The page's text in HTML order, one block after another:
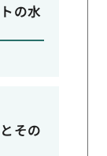
の水
その